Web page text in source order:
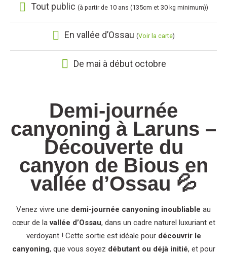
Tout public (à partir de 10 ans (135cm et 30 kg minimum))
En vallée d’Ossau (Voir la carte)
De mai à début octobre
Demi-journée
canyoning à Laruns –
Découverte du
canyon de Bious en
vallée d’Ossau 💦
Venez vivre une demi-journée canyoning inoubliable au
cœur de lavallée d’Ossau, dans un cadre naturel luxuriant et
verdoyant ! Cette sortie est idéale pour découvrir le
canyoning, que vous soyez débutant ou déjà initié, et pour